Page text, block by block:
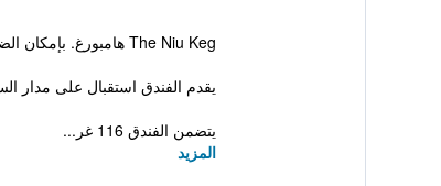
The Niu Keg هامبورغ. بإمكان الضيوف خلال إقامتهم الاستمتاع بالواي فاي مجاناً.
يقدم الفندق استقبال على مدار
يتضمن الفندق 116 غر...
المزيد